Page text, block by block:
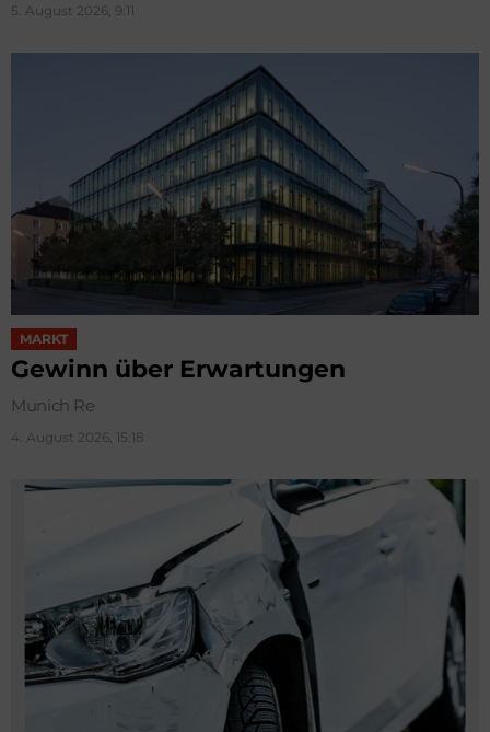
5. August 2026, 9:11
MARKT
Gewinn über Erwartungen
Munich Re
4. August 2026, 15:18